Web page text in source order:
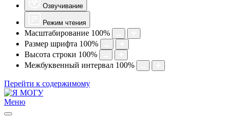
Озвучивание
Режим чтения
Масштабирование 100%
Размер шрифта 100%
Высота строки 100%
Межбуквенный интервал 100%
Перейти к содержимому
Меню